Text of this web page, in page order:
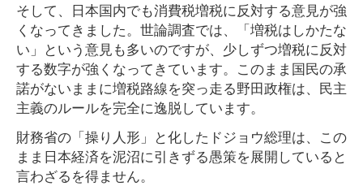
そして、日本国内でも消費税増税に反対する意見が強
くなってきました。世論調査では、「増税はしかたな
い」という意見も多いのですが、少しずつ増税に反対
する数字が強くなってきています。このまま国民の承
諾がないままに増税路線を突っ走る野田政権は、民主
主義のルールを完全に逸脱しています。
財務省の「操り人形」と化したドジョウ総理は、この
まま日本経済を泥沼に引きずる愚策を展開していると
言わざるを得ません。